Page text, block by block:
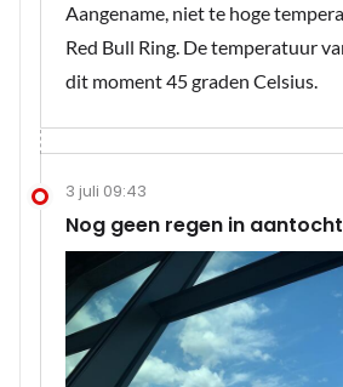
Aangename, niet te hoge
Red Bull Ring. De temperatuur
dit moment 45 graden Celsius.
3 juli 09:43
Nog geen regen in